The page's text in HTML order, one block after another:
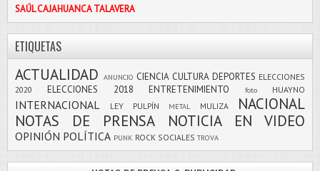
SAÚL CAJAHUANCA TALAVERA
ETIQUETAS
ACTUALIDAD ANUNCIO CIENCIA CULTURA DEPORTES ELECCIONES
2020
ELECCIONES 2018 ENTRETENIMIENTO foto HUAYNO
INTERNACIONAL LEY PULPÍN METAL MULIZA
NACIONAL
NOTAS DE PRENSA
NOTICIA EN VIDEO
OPINIÓN POLÍTICA PUNK ROCK SOCIALES TROVA